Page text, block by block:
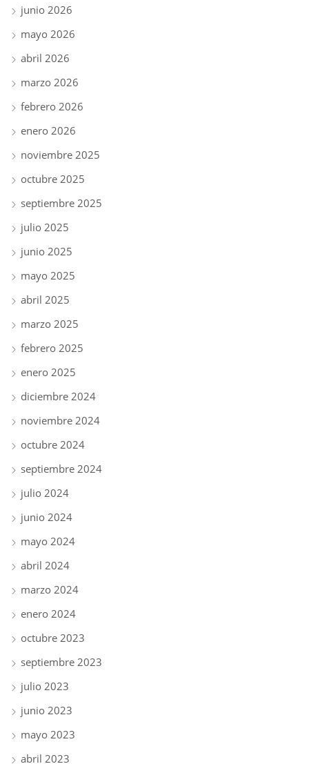
junio 2026
mayo 2026
abril 2026
marzo 2026
febrero 2026
enero 2026
noviembre 2025
octubre 2025
septiembre 2025
julio 2025
junio 2025
mayo 2025
abril 2025
marzo 2025
febrero 2025
enero 2025
diciembre 2024
noviembre 2024
octubre 2024
septiembre 2024
julio 2024
junio 2024
mayo 2024
abril 2024
marzo 2024
enero 2024
octubre 2023
septiembre 2023
julio 2023
junio 2023
mayo 2023
abril 2023